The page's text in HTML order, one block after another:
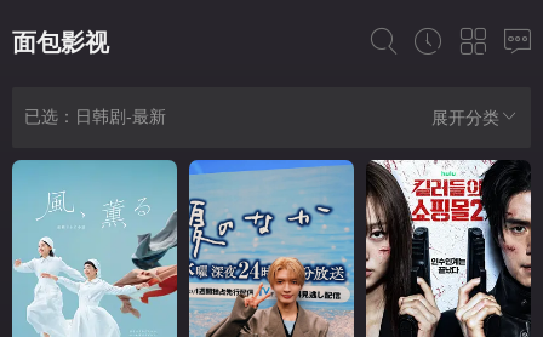
面包影视
展开分类
已选：日韩剧-最新